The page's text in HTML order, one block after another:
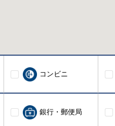
コンビニ
銀行・郵便局